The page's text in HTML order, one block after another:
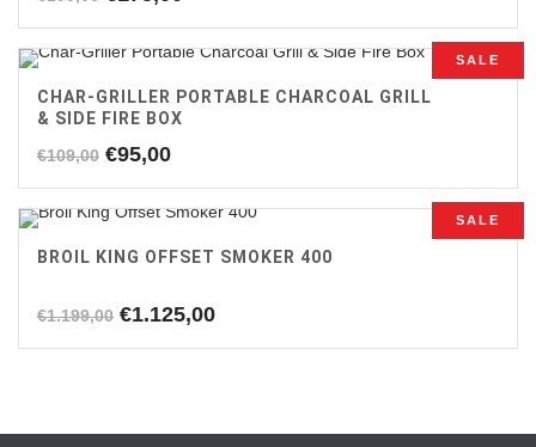
was:
is:
SALE
CHAR-GRILLER PORTABLE CHARCOAL GRILL
& SIDE FIRE BOX
€109,00 Oorspronkelijke
was:
€95,00Huidige
is:
SALE
BROIL KING OFFSET SMOKER 400
€1.199,00 Oorspronkelijke
€1.125,00Huidige